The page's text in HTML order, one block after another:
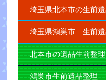
埼玉県北本市の生前
埼玉県鴻巣市 生前
北本市の遺品生前整
鴻巣市生前遺品整